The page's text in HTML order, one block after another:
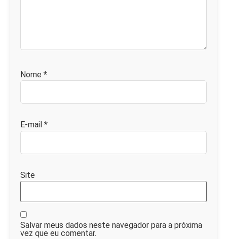
Nome *
E-mail *
Site
Salvar meus dados neste navegador para a próxima
vez que eu comentar.